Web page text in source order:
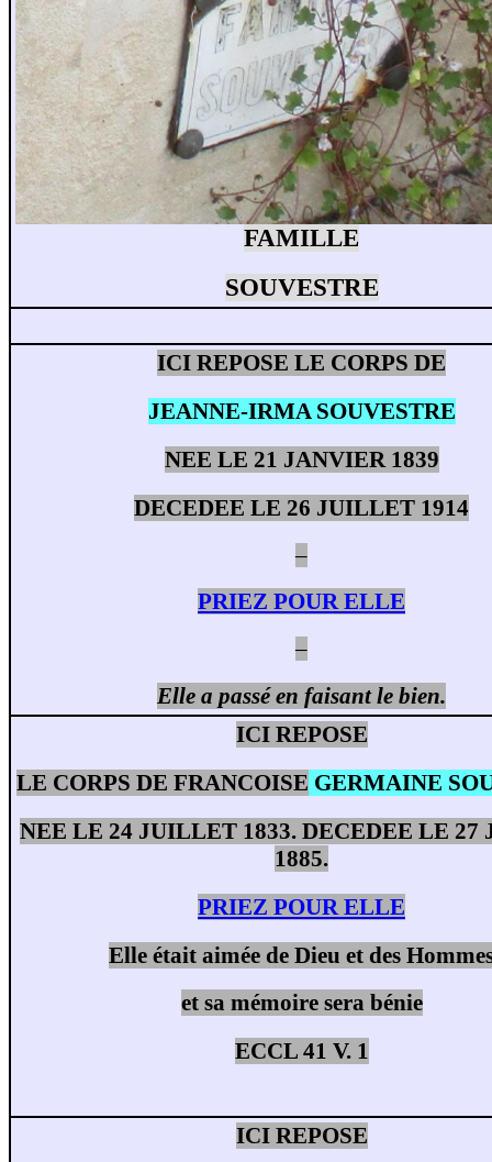
FAMILLE
SOUVESTRE
ICI REPOSE LE CORPS DE
JEANNE-IRMA SOUVESTRE
NEE LE 21 JANVIER 1839
DECEDEE LE 26 JUILLET 1914
–
PRIEZ POUR ELLE
–
Elle a passé en faisant le bien.
ICI REPOSE
LE CORPS DE FRANCOISE GERMAINE
NEE LE 24 JUILLET 1833. DECEDEE LE
1885.
PRIEZ POUR ELLE
Elle était aimée de Dieu et des
et sa mémoire sera bénie
ECCL 41 V. 1
ICI REPOSE